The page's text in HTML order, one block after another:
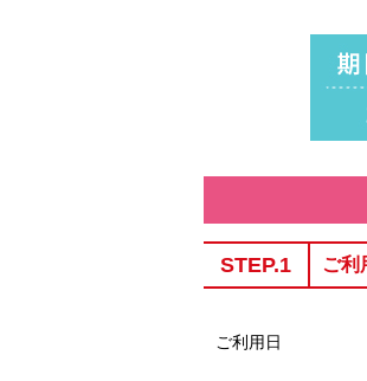
STEP.1 ご利
ご利用日